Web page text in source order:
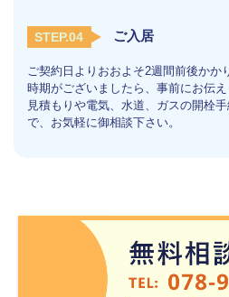
STEP.04 ご入居
ご契約日よりおおよそ2週間前
時期がございましたら、事前にお伝
見積もりや電気、水道、ガスの開栓
で、お気軽に御相談下さい。